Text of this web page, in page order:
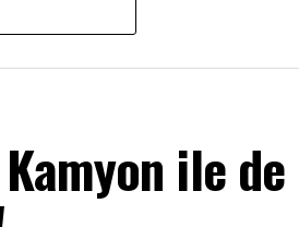
Kızılkaya
Elektrikli kamyonlarda ilk seri
markasını temsil eden 90
biri konumunda. Türkiye
aktif olarak
sunabilen yeni Volvo FH
ile de